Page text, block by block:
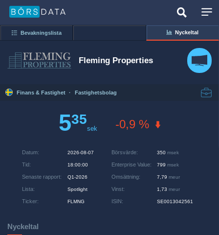
Bevakningslista Nyckeltal
Fleming Properties
Finans & Fastighet · Fastighetsbolag
535
sek -0,9 %
Datum: 2026-08-07
Tid: 18:00:00
Senaste rapport: Q1-2026
Lista: Spotlight
Ticker: FLMNG
Börsvärde: 350 msek
Enterprise Value: 799 msek
Omsättning: 7,79 meur
Vinst: 1,73 meur
ISIN: SE0013042561
Nyckeltal